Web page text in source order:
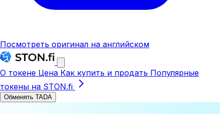
Посмотреть оригинал на английском
О токене Цена Как купить и продать Популярные
токены на STON.fi
Обменять TADA